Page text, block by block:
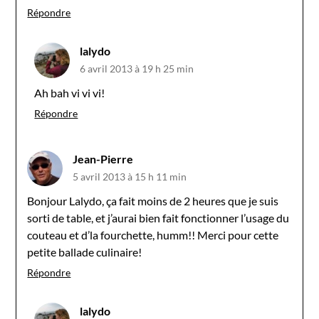
Répondre
lalydo
6 avril 2013 à 19 h 25 min
Ah bah vi vi vi!
Répondre
Jean-Pierre
5 avril 2013 à 15 h 11 min
Bonjour Lalydo, ça fait moins de 2 heures que je suis
sorti de table, et j’aurai bien fait fonctionner l’usage du
couteau et d’la fourchette, humm!! Merci pour cette
petite ballade culinaire!
Répondre
lalydo